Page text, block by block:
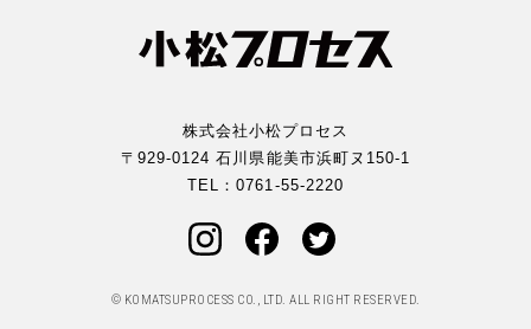
株式会社小松プロセス
〒929-0124 石川県能美市浜町ヌ150-1
TEL：0761-55-2220
© KOMATSUPROCESS CO., LTD. ALL RIGHT RESERVED.